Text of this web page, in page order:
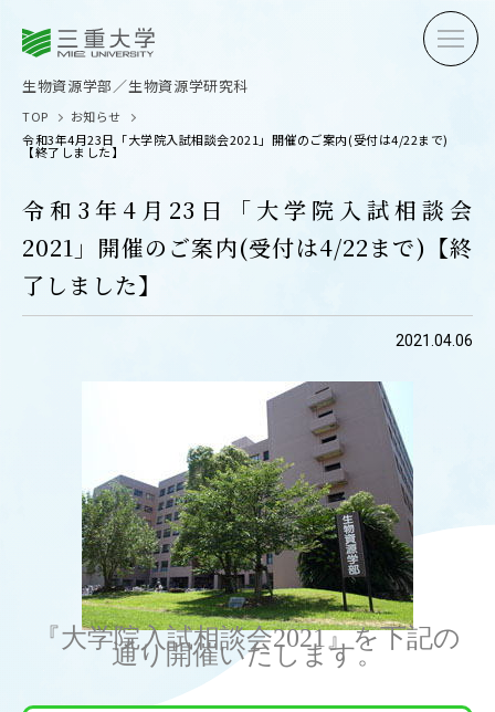
生物資源学部 生物資源学研究科
受験生の方へ 在学生
卒業生の方へ 企業・
OPEN CAMPUS
オープンキャンパス
OUR OPEN
学問探求セミナー
INTERVIEW
学生研究紹介・
TOP
お知らせ
令和3年4月23日「大学院入試相談会2021」開催のご案内(受付は4/22まで)
【終了しました】
令和3年4月23日「大学院入試相談会
2021」開催のご案内(受付は4/22まで)【終
了しました】
2021.04.06
『大学院入試相談会2021』を下記の
通り開催いたします。